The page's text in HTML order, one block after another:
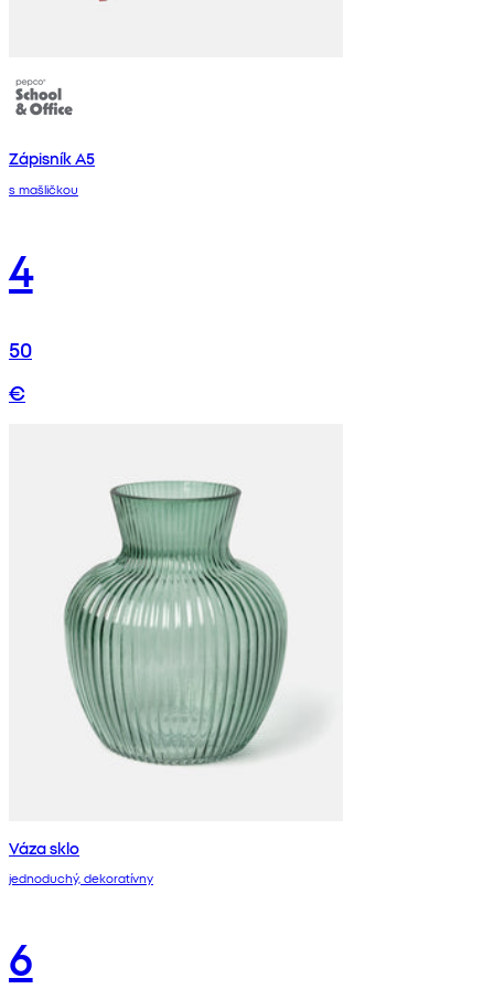
Zápisník A5
s mašličkou
4
50
€
Váza sklo
jednoduchý, dekoratívny
6